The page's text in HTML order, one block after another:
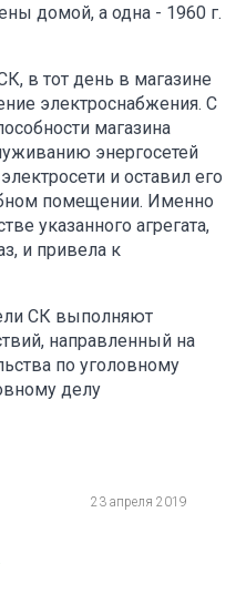
домой, а одна - 1960 г.
в тот день в магазине
электроснабжения. С
магазина
энергосетей
и оставил его
помещении. Именно
указанного агрегата,
и привела к
СК выполняют
направленный на
по уголовному
делу
23 апреля 2019